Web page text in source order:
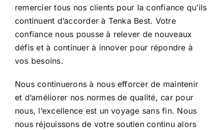
remercier tous nos clients pour la confiance qu’ils
continuent d’accorder à Tenka Best. Votre
confiance nous pousse à relever de nouveaux
défis et à continuer à innover pour répondre à
vos besoins.
Nous continuerons à nous efforcer de maintenir
et d’améliorer nos normes de qualité, car pour
nous, l’excellence est un voyage sans fin. Nous
nous réjouissons de votre soutien continu alors